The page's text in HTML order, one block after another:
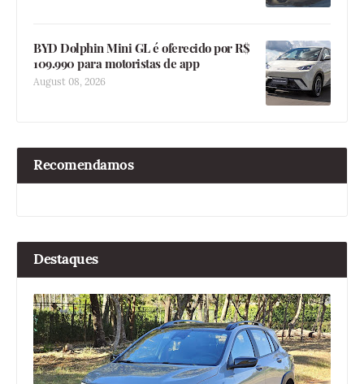
BYD Dolphin Mini GL é oferecido por R$
109.990 para motoristas de app
August 08, 2026
Recomendamos
Destaques